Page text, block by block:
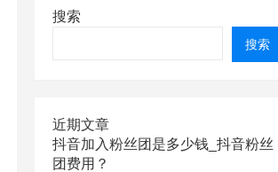
搜索
搜索
近期文章
抖音加入粉丝团是多少钱_抖音粉丝
团费用？